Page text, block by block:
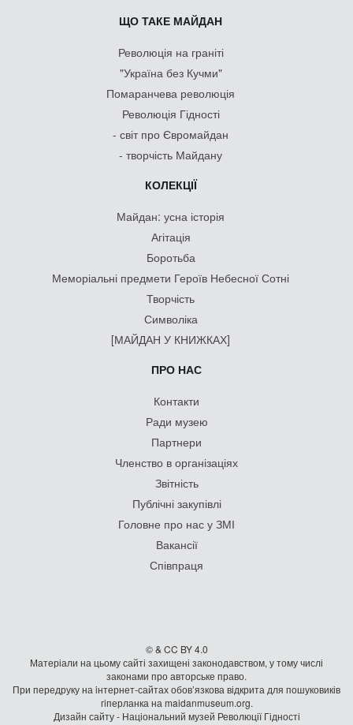
ЩО ТАКЕ МАЙДАН
Революція на граніті
"Україна без Кучми"
Помаранчева революція
Революція Гідності
- світ про Євромайдан
- творчість Майдану
КОЛЕКЦІЇ
Майдан: усна історія
Агітація
Боротьба
Меморіальні предмети Героїв Небесної Сотні
Творчість
Символіка
[МАЙДАН У КНИЖКАХ]
ПРО НАС
Контакти
Ради музею
Партнери
Членство в організаціях
Звітність
Публічні закупівлі
Головне про нас у ЗМІ
Вакансії
Співпраця
© & CC BY 4.0
Матеріали на цьому сайті захищені законодавством, у тому числі
законами про авторське право.
При передруку на iнтернет-сайтах обов’язкова відкрита для пошуковиків
гiперланка на maidanmuseum.org.
Дизайн сайту - Національний музей Революції Гідності